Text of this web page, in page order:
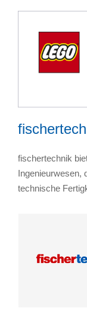
fischertechnik
Ingenieurwesen,
technische